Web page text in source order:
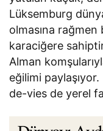
Lüksemburg
olmasına
karaciğere
Alman
eğilimi paylaşıyor.
de-vies de yerel